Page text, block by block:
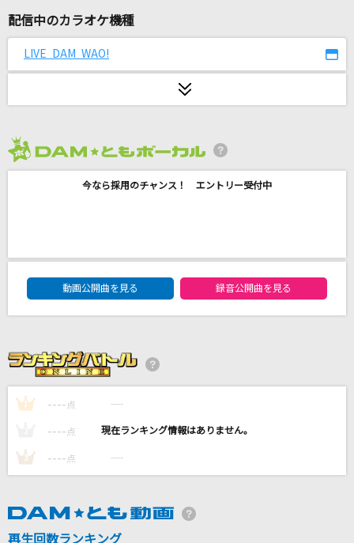
[生音]fish
夏色
愛のかたまり
BURNOUT SYNDROMES
ヨドバシカメラの歌
No.109
配信中のカラオケ機種
LIVE DAM WAO!
今なら採用のチャンス！ エントリー受付中
DAM★ともボーカルエントリーランキング
動画公開曲を見る
録音公開曲を見る
1 ---- 点 ----
---- 点 ----
3 ---- 点 ----
再生回数ランキング